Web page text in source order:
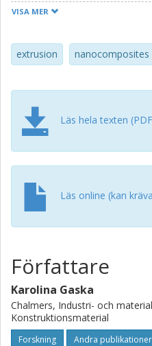
nanoplatelets were oriented
rheological percolation
parameters to be around
VISA MER
extrusion nanocomposites
Läs hela texten
Läs online (kan
Författare
Karolina Gaska
Chalmers, Industri- och
Konstruktionsmaterial
Forskning Andra publikationer